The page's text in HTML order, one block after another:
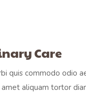
Care
quis commodo odio
amet aliquam tortor